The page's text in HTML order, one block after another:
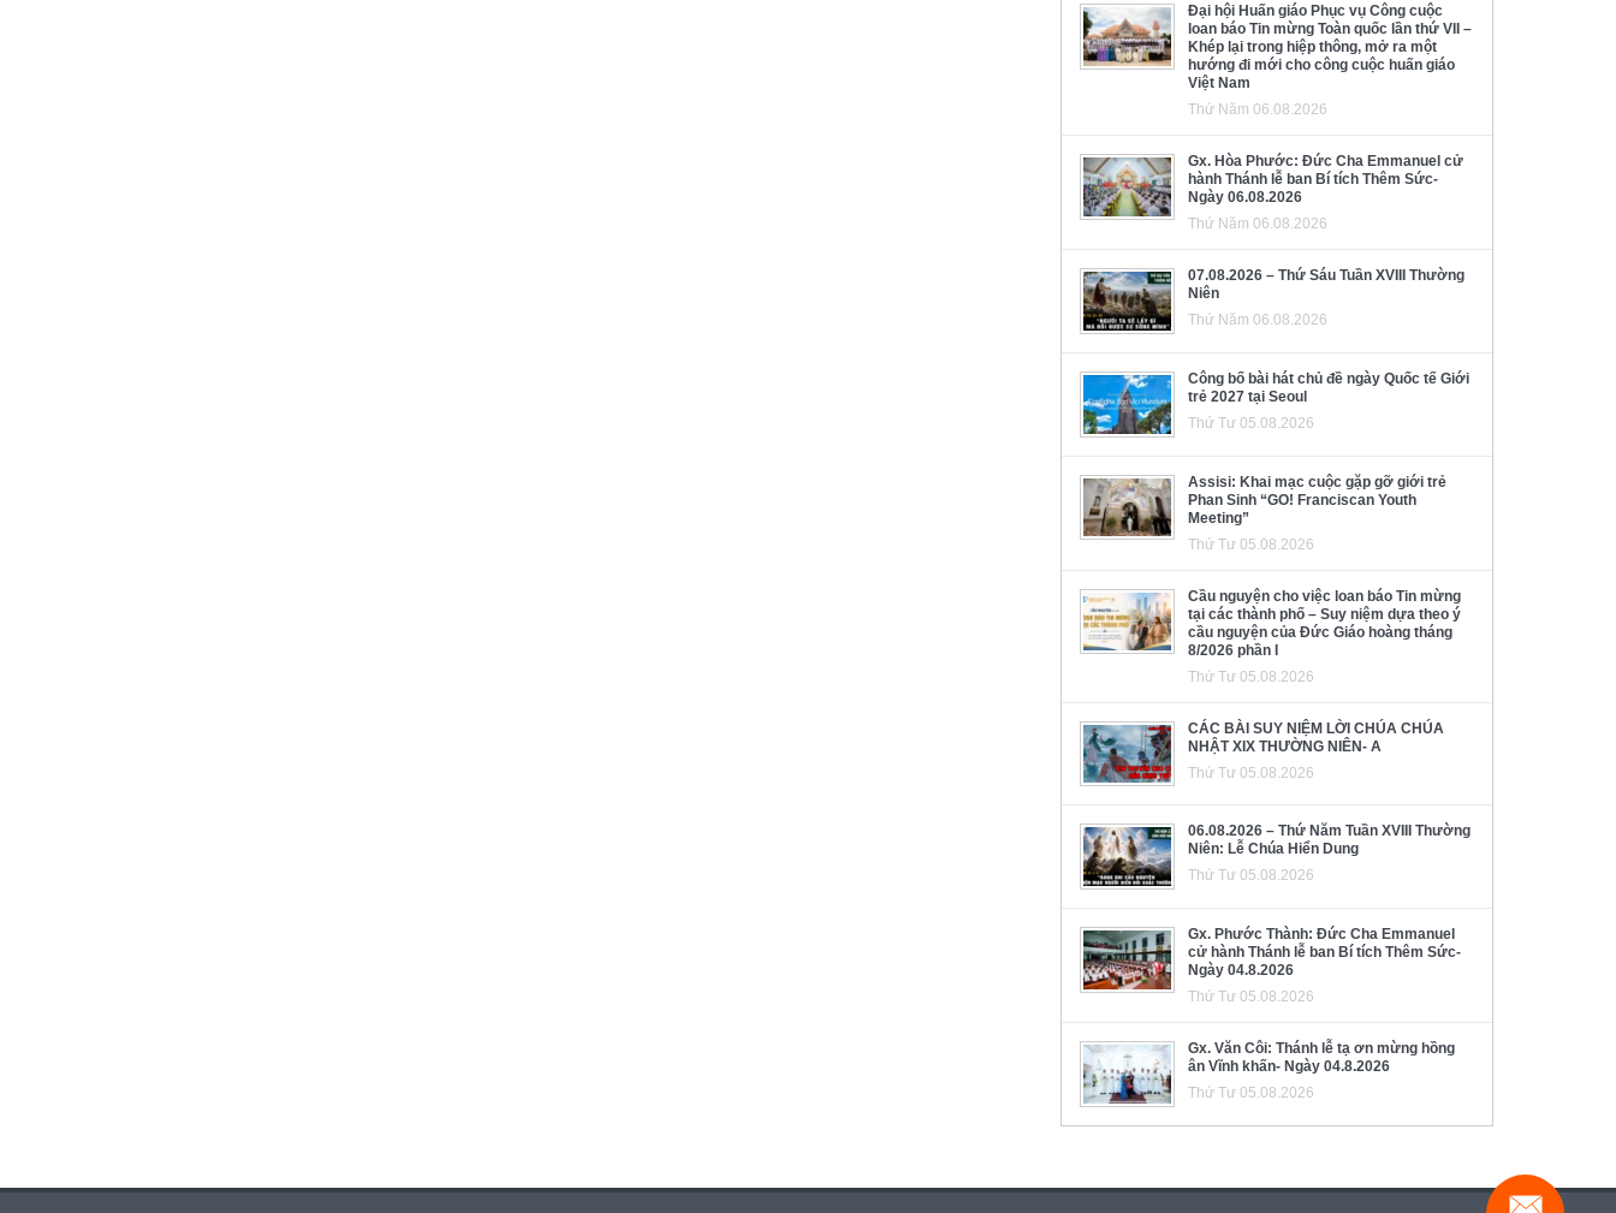
Đại hội Huấn giáo Phục vụ Công cuộc
loan báo Tin mừng Toàn quốc lần thứ VII –
Khép lại trong hiệp thông, mở ra một
hướng đi mới cho công cuộc huấn giáo
Việt Nam
Thứ Năm 06.08.2026
Gx. Hòa Phước: Đức Cha Emmanuel cử
hành Thánh lễ ban Bí tích Thêm Sức-
Ngày 06.08.2026
Thứ Năm 06.08.2026
07.08.2026 – Thứ Sáu Tuần XVIII Thường
Niên
Thứ Năm 06.08.2026
Công bố bài hát chủ đề ngày Quốc tế Giới
trẻ 2027 tại Seoul
Thứ Tư 05.08.2026
Assisi: Khai mạc cuộc gặp gỡ giới trẻ
Phan Sinh “GO! Franciscan Youth
Meeting”
Thứ Tư 05.08.2026
Cầu nguyện cho việc loan báo Tin mừng
tại các thành phố – Suy niệm dựa theo ý
cầu nguyện của Đức Giáo hoàng tháng
8/2026 phần I
Thứ Tư 05.08.2026
CÁC BÀI SUY NIỆM LỜI CHÚA CHÚA
NHẬT XIX THƯỜNG NIÊN- A
Thứ Tư 05.08.2026
06.08.2026 – Thứ Năm Tuần XVIII Thường
Niên: Lễ Chúa Hiển Dung
Thứ Tư 05.08.2026
Gx. Phước Thành: Đức Cha Emmanuel
cử hành Thánh lễ ban Bí tích Thêm Sức-
Ngày 04.8.2026
Thứ Tư 05.08.2026
Gx. Văn Côi: Thánh lễ tạ ơn mừng hồng
ân Vĩnh khấn- Ngày 04.8.2026
Thứ Tư 05.08.2026